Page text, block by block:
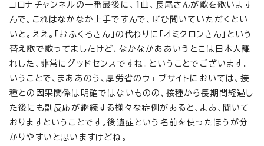
コロナチャンネルの一番最後に、1曲、長尾さんが歌を歌います
んで。これはなかなか上手ですんで、ぜひ聞いていただくとい
いと。ええ。「おふくろさん」の代わりに「オミクロンさん」という
替え歌で歌ってましたけど、なかなかああいうとこは日本人離
れした、非常にグッドセンスですね。ということでございます。
いうことで、まああのう、厚労省のウェブサイトにおいては、接
種との因果関係は明確ではないものの、接種から長期間経過し
た後にも副反応が継続する様々な症例があると、まあ、聞いて
おりますということです。後遺症という名前を使ったほうが分
かりやすいと思いますけどね。